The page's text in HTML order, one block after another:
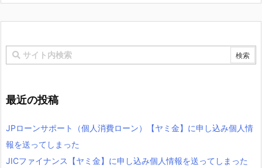
最近の投稿
JPローンサポート（個人消費ローン）【ヤミ金】に申し込み個人情
報を送ってしまった
JICファイナンス【ヤミ金】に申し込み個人情報を送ってしまった